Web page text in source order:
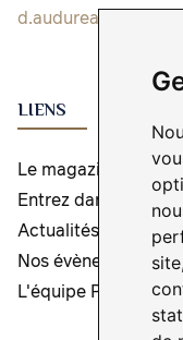
LIENS
Le magazine
Entrez dans l'aventure
Actualités
Nos évènements
L'équipe Pépites